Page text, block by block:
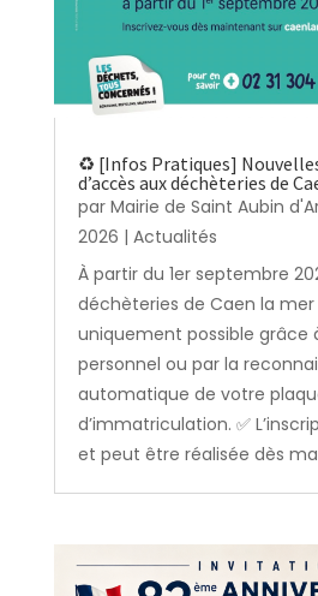
♻️ [Infos Pratiques]
d’accès aux déchèteries de
par Mairie de Saint Aubin
2026 | Actualités
À partir du 1er septembre
déchèteries de Caen la mer
uniquement possible grâce
personnel ou par la
automatique de votre
d’immatriculation. ✅
et peut être réalisée dès